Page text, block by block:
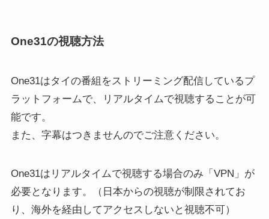
One31の視聴方法
One31はタイの番組をストリーミング配信しているプ
ラットフォームで、リアルタイムで視聴することが可
能です。
また、字幕はつきませんのでご注意ください。
One31はリアルタイムで視聴する場合のみ「VPN」が
必要となります。（日本からの視聴が制限されてお
り、海外を経由してアクセスしないと視聴不可）